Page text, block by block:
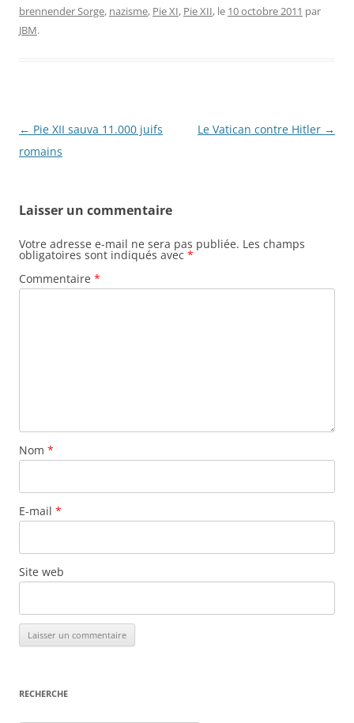
brennender Sorge, nazisme, Pie XI, Pie XII, le 10 octobre 2011 par
JBM.
Navigation
des
← Pie XII sauva 11.000 juifs
romains
Le Vatican contre Hitler →
Laisser un commentaire
Votre adresse e-mail ne sera pas publiée. Les champs
obligatoires sont indiqués avec *
Commentaire *
Nom *
E-mail *
Site web
RECHERCHE